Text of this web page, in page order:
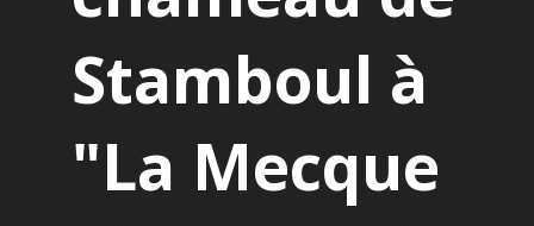
Stamboul à
"La Mecque